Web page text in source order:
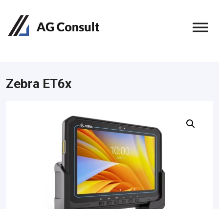
Zebra ET6x